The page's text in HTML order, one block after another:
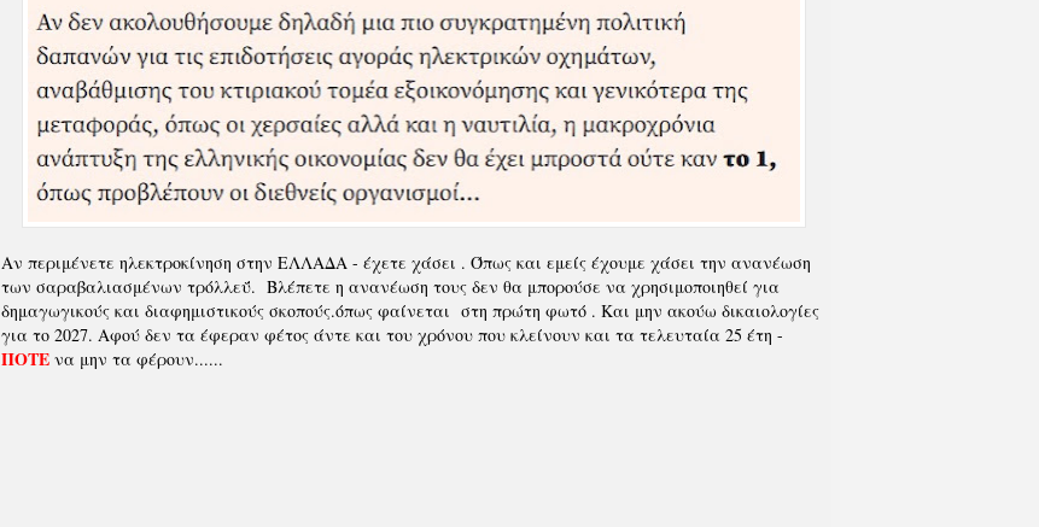
Αν περιμένετε ηλεκτροκίνηση στην ΕΛΛΑΔΑ - έχετε χάσει . Όπως και εμείς έχουμε χάσει την ανανέωση
των σαραβαλιασμένων τρόλλεΰ. Βλέπετε η ανανέωση τους δεν θα μπορούσε να χρησιμοποιηθεί για
δημαγωγικούς και διαφημιστικούς σκοπούς.όπως φαίνεται στη πρώτη φωτό . Και μην ακούω δικαιολογίες
για το 2027. Αφού δεν τα έφεραν φέτος άντε και του χρόνου που κλείνουν και τα τελευταία 25 έτη -
ΠΟΤΕ να μην τα φέρουν......